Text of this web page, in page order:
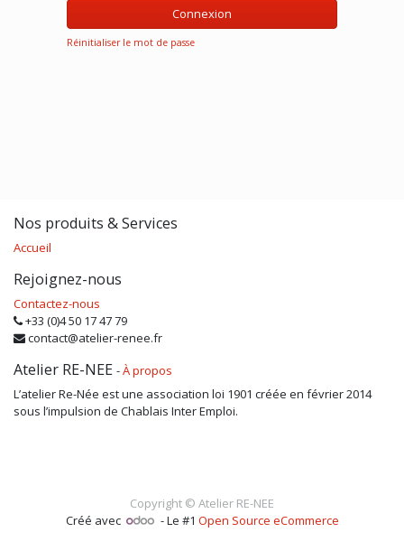
Connexion
Réinitialiser le mot de passe
Nos produits & Services
Accueil
Rejoignez-nous
Contactez-nous
+33 (0)4 50 17 47 79
contact@atelier-renee.fr
Atelier RE-NEE -À propos
L’atelier Re-Née est une association loi 1901 créée en février 2014
sous l’impulsion de Chablais Inter Emploi.
Copyright © Atelier RE-NEE
Créé avec
- Le #1 Open Source eCommerce